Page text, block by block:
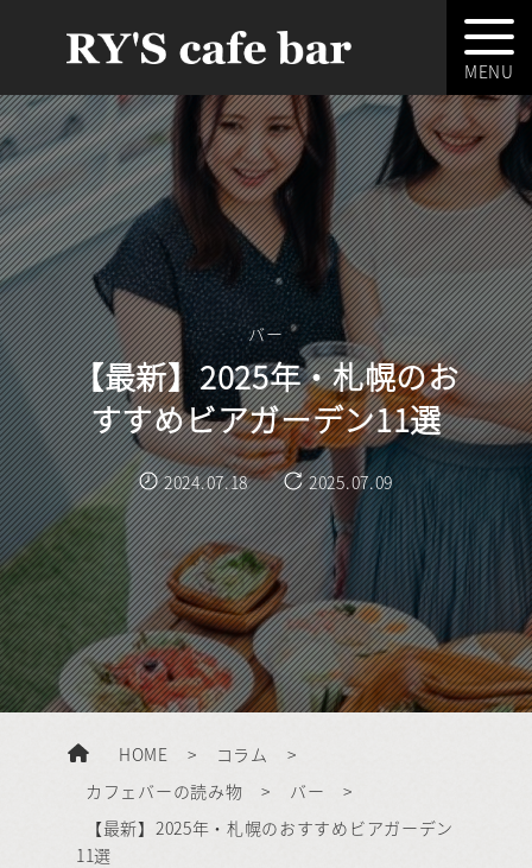
バー
【最新】2025年・札幌のお
すすめビアガーデン11選
2024.07.18 2025.07.09
HOME > コラム
>
カフェバーの読み物
> バー
>
【最新】2025年・札幌のおすすめビアガーデン
11選